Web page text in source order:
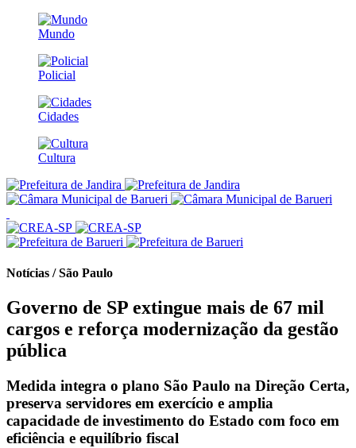
Mundo
Policial
Cidades
Cultura
Notícias / São Paulo
Governo de SP extingue mais de 67 mil
cargos e reforça modernização da gestão
pública
Medida integra o plano São Paulo na Direção Certa,
preserva servidores em exercício e amplia
capacidade de investimento do Estado com foco em
eficiência e equilíbrio fiscal